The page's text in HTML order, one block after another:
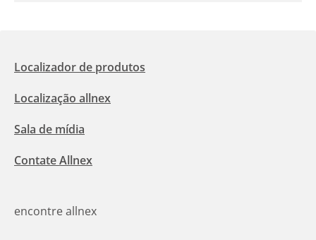
Localizador de produtos
Localização allnex
Sala de mídia
Contate Allnex
encontre allnex